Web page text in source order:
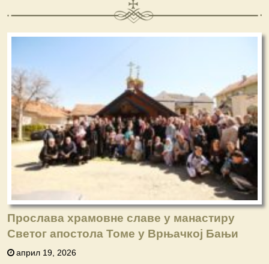
Прослава храмовне славе у манастиру
Светог апостола Томе у Врњачкој Бањи
април 19, 2026